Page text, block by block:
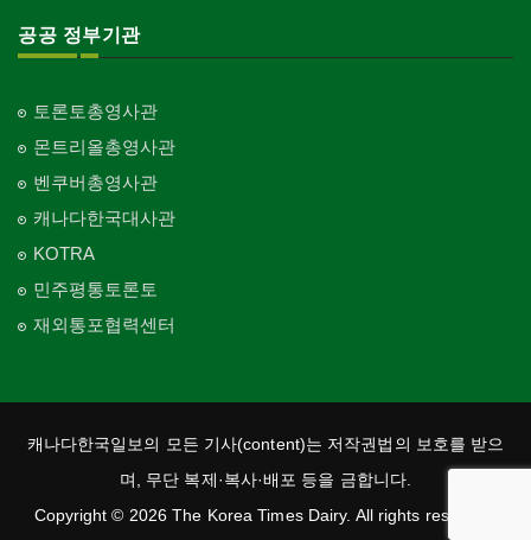
공공 정부기관
토론토총영사관
몬트리올총영사관
벤쿠버총영사관
캐나다한국대사관
KOTRA
민주평통토론토
재외통포협력센터
캐나다한국일보의 모든 기사(content)는 저작권법의 보호를 받으
며, 무단 복제·복사·배포 등을 금합니다.
Copyright © 2026 The Korea Times Dairy. All rights reserved.